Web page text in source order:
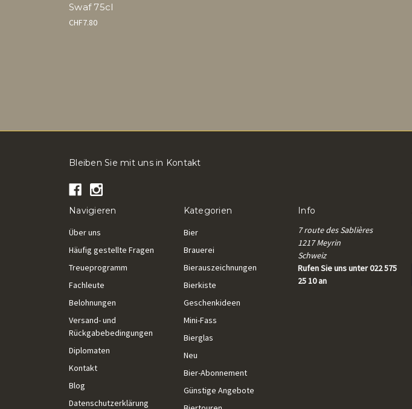
Swaf 75cl
CHF7.80
Bleiben Sie mit uns in Kontakt
Navigieren
Über uns
Häufig gestellte Fragen
Treueprogramm
Fachleute
Belohnungen
Versand- und
Rückgabebedingungen
Diplomaten
Kontakt
Blog
Datenschutzerklärung
Kategorien
Bier
Brauerei
Bierauszeichnungen
Bierkiste
Geschenkideen
Mini-Fass
Bierglas
Neu
Bier-Abonnement
Günstige Angebote
Info
7 route des Sablières
1217 Meyrin
Schweiz
Rufen Sie uns unter 022 575
25 10 an